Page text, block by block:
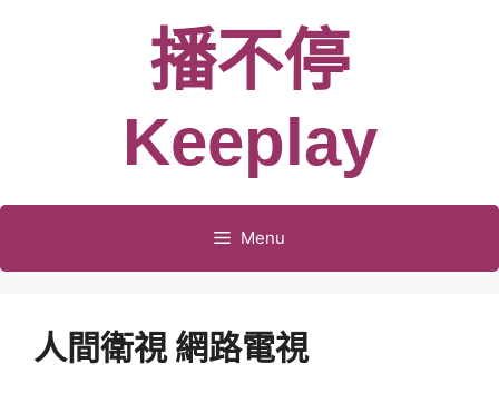
播不停
Keeplay
Menu
人間衛視 網路電視